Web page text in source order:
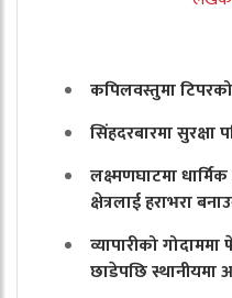
कपिलवस्तुमा
सिंहदरबारमा सुरक्षा
लक्ष्मणघाटमा
क्षेत्रलाई हराभरा
व्यापारीको
छाडेपछि